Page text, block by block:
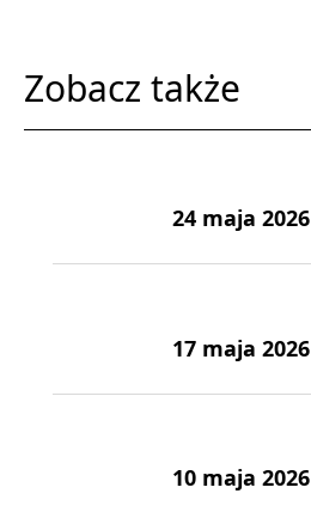
Zobacz także
24 maja 2026
17 maja 2026
10 maja 2026